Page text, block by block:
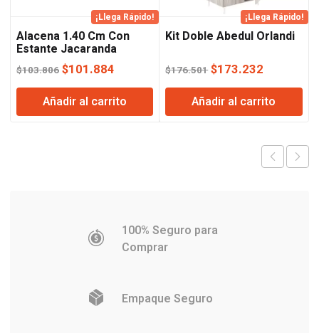
¡Llega Rápido!
Alacena 1.40 Cm Con
Estante Jacaranda
Orlandi
$103.806 El
precio
original
era:
$101.884
precio
actual
es:
Añadir al carrito
¡Llega Rápido!
Kit Doble Abedul Orlandi
$176.501El
precio
original
era:
$173.232
precio
actual
es:
Añadir al carrito
100% Seguro para
Comprar
Empaque Seguro